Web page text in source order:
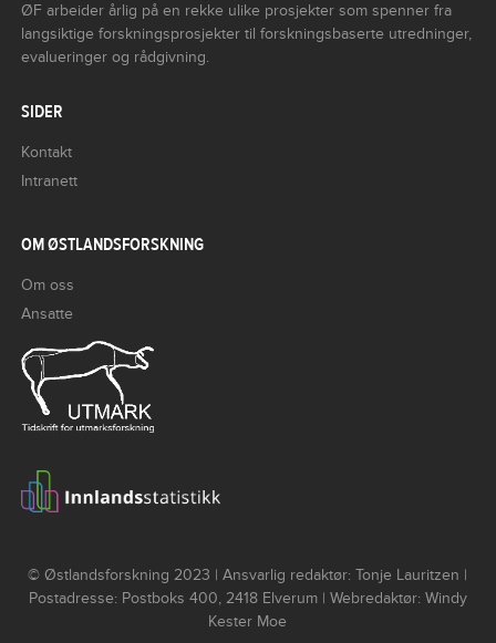
ØF arbeider årlig på en rekke ulike prosjekter som spenner fra
langsiktige forskningsprosjekter til forskningsbaserte utredninger,
evalueringer og rådgivning.
SIDER
Kontakt
Intranett
OM ØSTLANDSFORSKNING
Om oss
Ansatte
© Østlandsforskning 2023 | Ansvarlig redaktør: Tonje Lauritzen |
Postadresse: Postboks 400, 2418 Elverum | Webredaktør: Windy
Kester Moe